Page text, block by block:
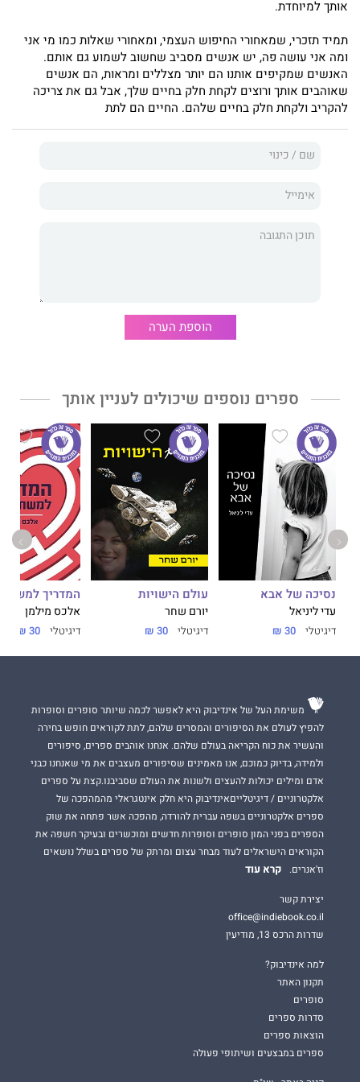
שלא הצלחתי להבין. החלטתי לפרסם את סיפורי, שמבוסס על סיפור
אמיתי, כדי להראות את הצד של האחר – שבמקרה הזה הוא אני.
בעקבות השינוי שעברתי החלטתי ללמוד אימון אישי, כדי ללוות
אנשים בדרכם. כיום אני מתנדבת ומספרת את סיפורי בבתי ספר. אני
מזמינה אתכם, קוראים יקרים, להרכיב את משקפיי, להיכנס לעולמי
הפנימי – לצאת לאור״.
אותך למיוחדת.
תמיד תזכרי, שמאחורי החיפוש העצמי, ומאחורי שאלות כמו מי אני
ומה אני עושה פה, יש אנשים מסביב שחשוב לשמוע גם אותם.
האנשים שמקיפים אותנו הם יותר מצללים ומראות, הם אנשים
שאוהבים אותך ורוצים לקחת חלק בחיים שלך, אבל גם את צריכה
להקריב ולקחת חלק בחיים שלהם. החיים הם לתת
הוספת הערה
ספרים נוספים שיכולים לעניין אותך
נסיכה של אבא
עדי ליניאל
דיגיטלי 30 ₪
עולם הישויות
יורם שחר
דיגיטלי 30 ₪
המדריך
אלכס מילמן
דיגיטלי 30 ₪
משימת העל של אינדיבוק היא לאפשר לכמה שיותר סופרים וסופרות
להפיץ לעולם את הסיפורים והמסרים שלהם, לתת לקוראים חופש בחירה
והעשיר את כוח הקריאה בעולם שלהם. אנחנו אוהבים ספרים, סיפורים
ולמידה, בדיוק כמוכם, אנו מאמינים שסיפורים מעצבים את מי שאנחנו כבני
אדם ומילים יכולות להעצים ולשנות את העולם שסביבנו.קצת על ספרים
אלקטרוניים / דיגיטלייםאינדיבוק היא חלק אינטגראלי מהמהפכה של
ספרים אלקטרוניים בשפה עברית להורדה, מהפכה אשר פתחה את שוק
הספרים בפני המון סופרים וסופרות חדשים ומוכשרים ובעיקר חשפה את
הקוראים הישראלים לעוד מבחר עצום ומרתק של ספרים בשלל נושאים
וז'אנרים.
קרא עוד
יצירת קשר
office@indiebook.co.il
שדרות הרכס 13, מודיעין
למה אינדיבוק?
תקנון האתר
סופרים
סדרות ספרים
הוצאות ספרים
ספרים במבצעים ושיתופי פעולה